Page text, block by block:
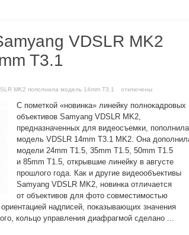
VDSLR MK2
T3.1
MK2 пополнила модель 14mm T3.1 отключены
С пометкой «новинка» линейку полнокадровых
объективов Samyang VDSLR MK2,
предназначенных для видеосъемки, пополнила
модель VDSLR 14mm T3.1 MK2. Она
модели 24mm T1.5, 35mm T1.5, 50mm T1.5
и 85mm T1.5, открывшие линейку в августе
прошлого года. Как и другие видеообъективы
Samyang VDSLR MK2, новинка отличается
от объективов для фото совместимостью
надписей, показывающих значения
кольцо управления диафрагмой сделано ...